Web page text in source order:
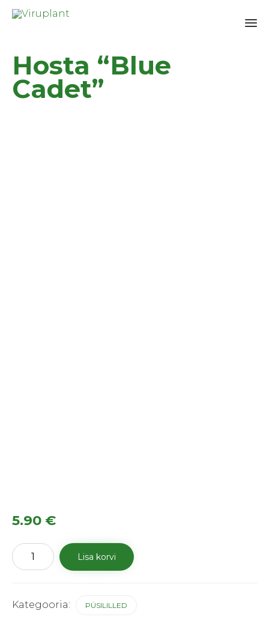
Hosta “Blue
Cadet”
5.90 €
Hosta
"Blue
Cadet"
Lisa korvi
Kategooria: PÜSILILLED